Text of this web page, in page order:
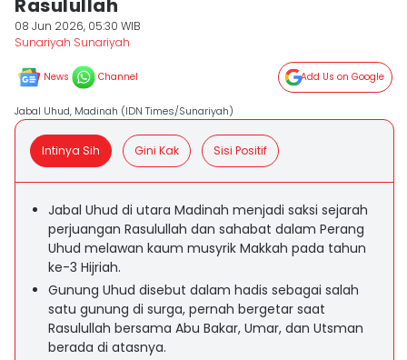
Rasulullah
08 Jun 2026, 05:30 WIB
Sunariyah Sunariyah
News Channel Add Us on Google
Jabal Uhud, Madinah (IDN Times/Sunariyah)
Intinya Sih Gini Kak Sisi Positif
Jabal Uhud di utara Madinah menjadi saksi sejarah
perjuangan Rasulullah dan sahabat dalam Perang
Uhud melawan kaum musyrik Makkah pada tahun
ke-3 Hijriah.
Gunung Uhud disebut dalam hadis sebagai salah
satu gunung di surga, pernah bergetar saat
Rasulullah bersama Abu Bakar, Umar, dan Utsman
berada di atasnya.